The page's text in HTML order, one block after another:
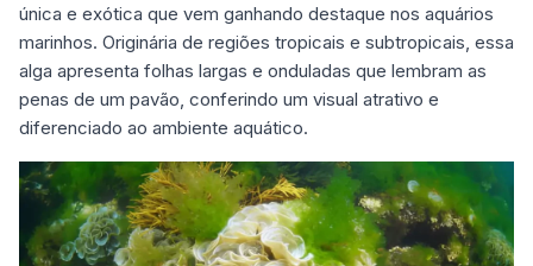
única e exótica que vem ganhando destaque nos aquários
marinhos. Originária de regiões tropicais e subtropicais, essa
alga apresenta folhas largas e onduladas que lembram as
penas de um pavão, conferindo um visual atrativo e
diferenciado ao ambiente aquático.